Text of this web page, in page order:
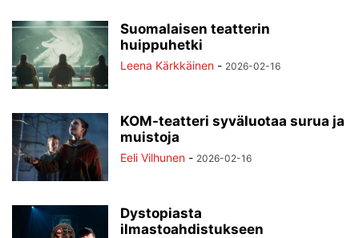
Suomalaisen teatterin
huippuhetki
Leena Kärkkäinen - 2026-02-16
KOM-teatteri syväluotaa surua ja
muistoja
Eeli Vilhunen - 2026-02-16
Dystopiasta
ilmastoahdistukseen